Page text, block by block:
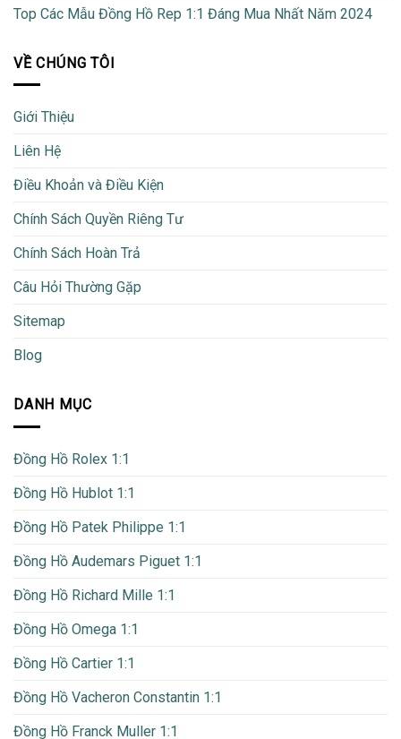
Top Các Mẫu Đồng Hồ Rep 1:1 Đáng Mua Nhất Năm 2024
VỀ CHÚNG TÔI
Giới Thiệu
Liên Hệ
Điều Khoản và Điều Kiện
Chính Sách Quyền Riêng Tư
Chính Sách Hoàn Trả
Câu Hỏi Thường Gặp
Sitemap
Blog
DANH MỤC
Đồng Hồ Rolex 1:1
Đồng Hồ Hublot 1:1
Đồng Hồ Patek Philippe 1:1
Đồng Hồ Audemars Piguet 1:1
Đồng Hồ Richard Mille 1:1
Đồng Hồ Omega 1:1
Đồng Hồ Cartier 1:1
Đồng Hồ Vacheron Constantin 1:1
Đồng Hồ Franck Muller 1:1